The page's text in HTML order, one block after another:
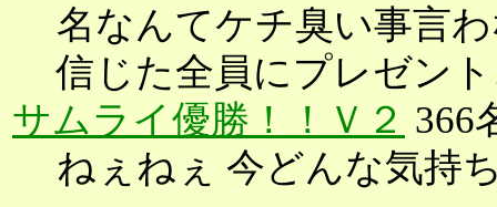
名なんてケチ臭い事言
信じた全員にプレゼン
サムライ優勝！！Ｖ２ 366
ねぇねぇ 今どんな気持